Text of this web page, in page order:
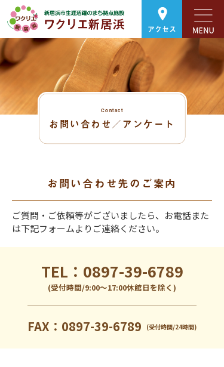
アクセス
Contact
お問い合わせ／アンケート
お問い合わせ先のご案内
ご質問・ご依頼等がございましたら、お電話また
は下記フォームよりご連絡ください。
TEL：0897-39-6789
(受付時間/9:00〜17:00休館日を除く)
FAX：0897-39-6789 (受付時間/24時間)